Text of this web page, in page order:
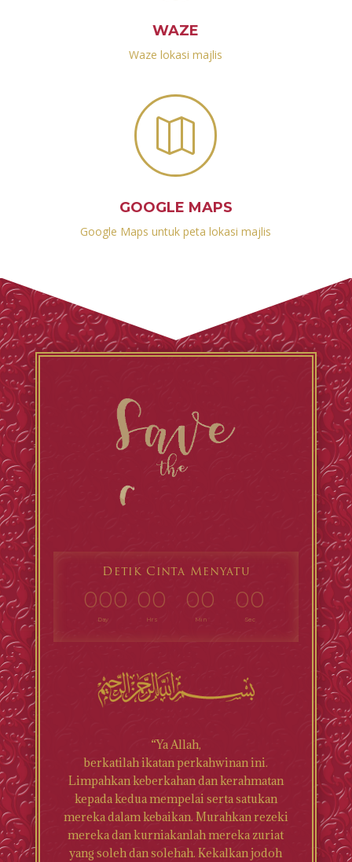
WAZE
Waze lokasi majlis

GOOGLE MAPS
Google Maps untuk peta lokasi majlis
Detik Cinta Menyatu
000
Day
00
Hrs
00
Min
00
Sec
“Ya Allah,
berkatilah ikatan perkahwinan ini.
Limpahkan keberkahan dan kerahmatan
kepada kedua mempelai serta satukan
mereka dalam kebaikan. Murahkan rezeki
mereka dan kurniakanlah mereka zuriat
yang soleh dan solehah. Kekalkan jodoh